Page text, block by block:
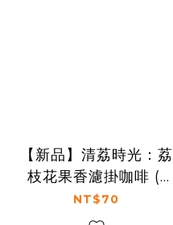
【新品】清荔時光：荔
枝花果香濾掛咖啡 (1
入)
NT$70